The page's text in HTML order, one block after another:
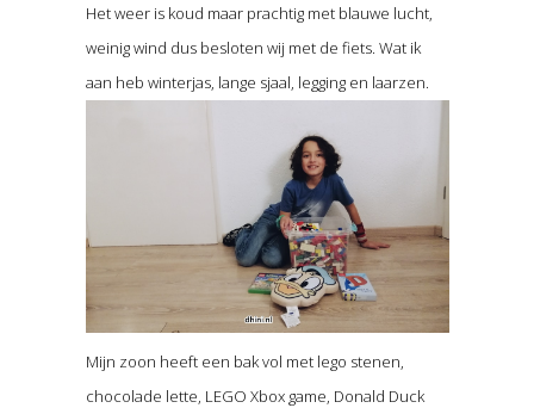
Het weer is koud maar prachtig met blauwe lucht,
weinig wind dus besloten wij met de fiets. Wat ik
aan heb winterjas, lange sjaal, legging en laarzen.
Mijn zoon heeft een bak vol met lego stenen,
chocolade lette, LEGO Xbox game, Donald Duck